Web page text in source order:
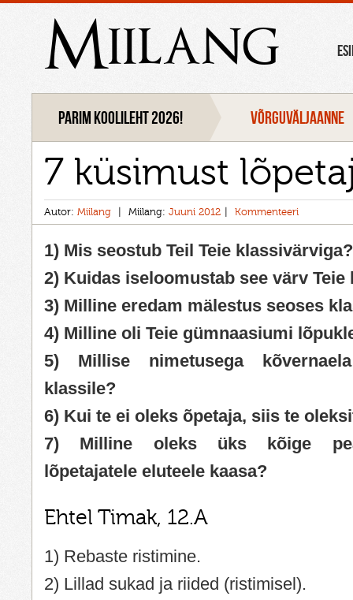
Miilang
Parim koolileht 2026! VÕRGUVÄLJAANNE
7 küsimust
Autor: Miilang Miilang: Juuni 2012 Kommenteeri
1) Mis seostub Teil Teie klassivärviga?
2) Kuidas iseloomustab see värv Teie
3) Milline eredam mälestus seoses
4) Milline oli Teie gümnaasiumi
5) Millise nimetusega
klassile?
6) Kui te ei oleks õpetaja, siis te
7) Milline oleks üks kõige
lõpetajatele eluteele kaasa?
Ehtel Timak, 12.A
1) Rebaste ristimine.
2) Lillad sukad ja riided (ristimisel).